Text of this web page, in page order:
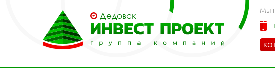
Дедовск
Мы